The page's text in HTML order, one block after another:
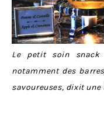
Le petit soin snack
notamment des
savoureuses, dixit